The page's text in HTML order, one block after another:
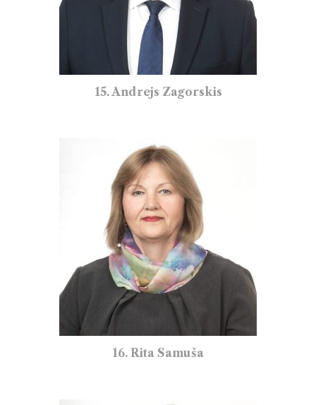
15. Andrejs Zagorskis
16. Rita Samuša